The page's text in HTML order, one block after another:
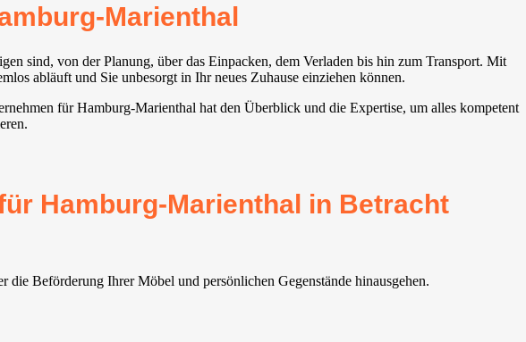
Marienthal
sind, von der Planung, über das Einpacken, dem Verladen bis hin zum Transport. Mit
abläuft und Sie unbesorgt in Ihr neues Zuhause einziehen können.
für Hamburg-Marienthal hat den Überblick und die Expertise, um alles kompetent
Hamburg-Marienthal in Betracht
Beförderung Ihrer Möbel und persönlichen Gegenstände hinausgehen.